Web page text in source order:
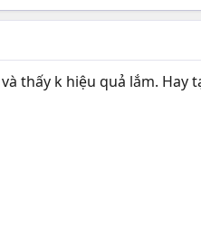
thấy k hiệu quả lắm. Hay